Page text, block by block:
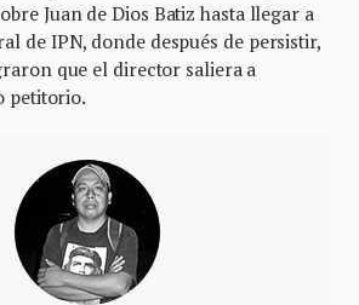
Juan de Dios Batiz hasta llegar a
de IPN, donde después de persistir,
que el director saliera a
petitorio.